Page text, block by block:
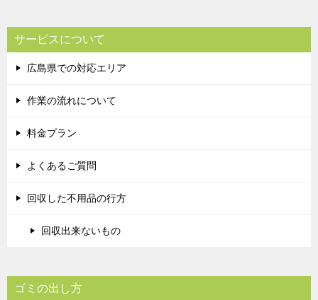
サービスについて
広島県での対応エリア
作業の流れについて
料金プラン
よくあるご質問
回収した不用品の行方
回収出来ないもの
ゴミの出し方